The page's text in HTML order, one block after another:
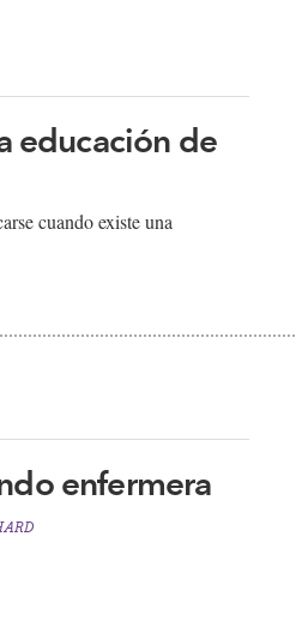
educación de
cuando existe una
enfermera